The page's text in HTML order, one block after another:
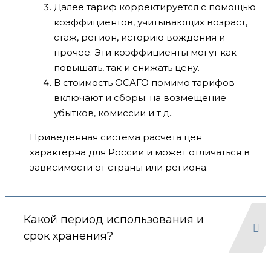
Далее тариф корректируется с помощью
коэффициентов, учитывающих возраст,
стаж, регион, историю вождения и
прочее. Эти коэффициенты могут как
повышать, так и снижать цену.
В стоимость ОСАГО помимо тарифов
включают и сборы: на возмещение
убытков, комиссии и т.д..
Приведенная система расчета цен
характерна для России и может отличаться в
зависимости от страны или региона.
Какой период использования и
срок хранения?